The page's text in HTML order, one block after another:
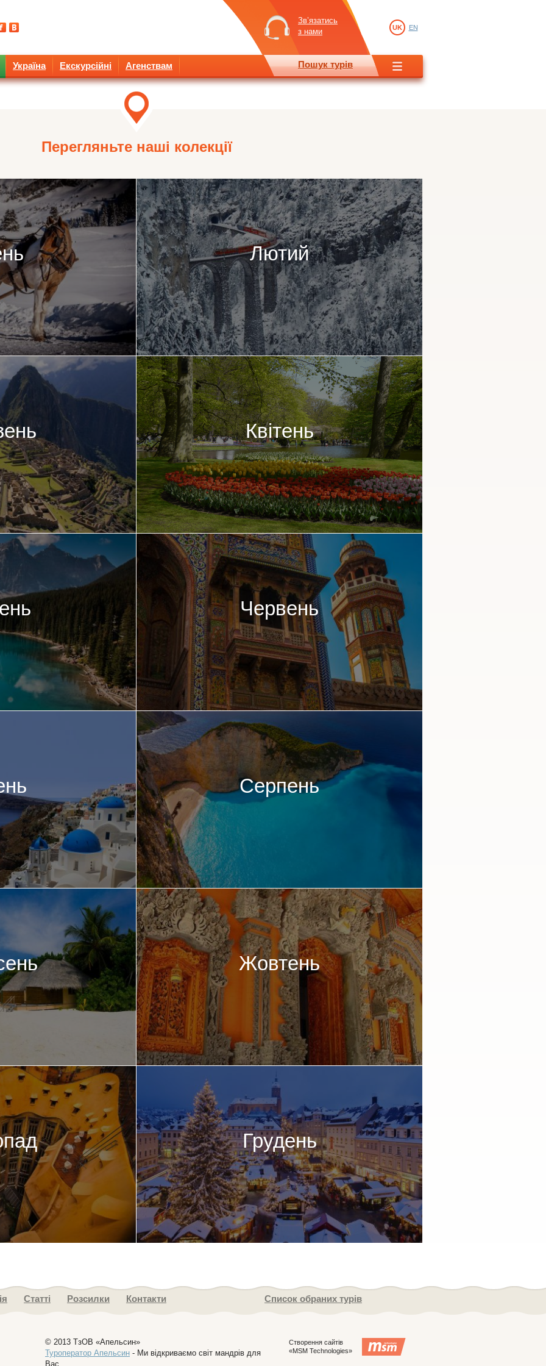
Зв’язатись
з нами
UK EN
Україна Екскурсійні Агенствам Пошук турів
Перегляньте наші колекції
Лютий
Квітень
Червень
Серпень
Жовтень
Грудень
Статті Розсилки Контакти Список обраних турів
© 2013 ТзОВ «Апельсин»
Туроператор Апельсин - Ми відкриваємо світ мандрів для
Вас
Створення сайтів
«MSM Technologies»